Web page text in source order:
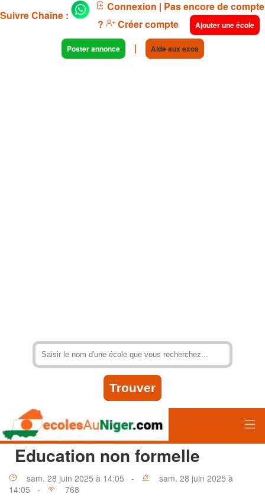
Suivre Chaîne :
Connexion | Pas encore de compte
?
Créer compte Ajouter une école
Poster annonce | Aide aux exos
Education non formelle
sam. 28 juin 2025 à 14:05 -
sam. 28 juin 2025 à
14:05 -
768